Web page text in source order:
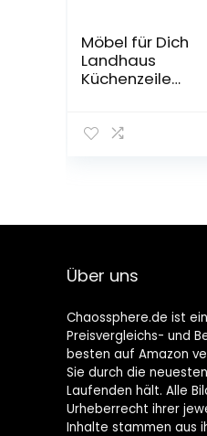
Möbel für Dich
Landhaus
Küchenzeile
cm, 11-teilig in
Über uns
Chaossphere.de ist
Preisvergleichs- und
besten auf Amazon
Sie durch die
Laufenden hält. Alle
Urheberrecht ihrer
Inhalte stammen aus